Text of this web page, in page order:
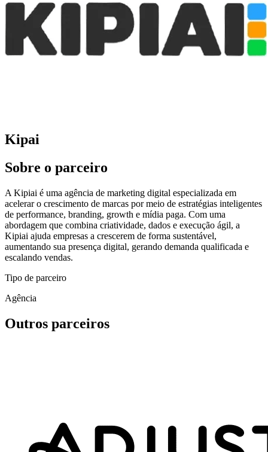
Kipai
Sobre o parceiro
A Kipiai é uma agência de marketing digital especializada em
acelerar o crescimento de marcas por meio de estratégias inteligentes
de performance, branding, growth e mídia paga. Com uma
abordagem que combina criatividade, dados e execução ágil, a
Kipiai ajuda empresas a crescerem de forma sustentável,
aumentando sua presença digital, gerando demanda qualificada e
escalando vendas.
Tipo de parceiro
Agência
Outros parceiros